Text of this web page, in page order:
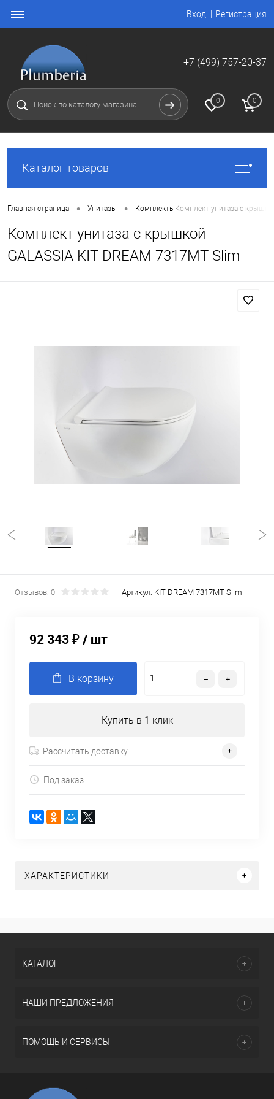
Вход Регистрация
+7 (499) 757-20-37
0 0
Каталог товаров
Главная страница • Унитазы • Комплекты Комплект унитаза с
Комплект унитаза с крышкой
GALASSIA KIT DREAM 7317MT Slim
Отзывов: 0 Артикул: KIT DREAM 7317MT Slim
92 343 ₽/ шт
В корзину
Купить в 1 клик
Рассчитать доставку
Под заказ
ХАРАКТЕРИСТИКИ
КАТАЛОГ
НАШИ ПРЕДЛОЖЕНИЯ
ПОМОЩЬ И СЕРВИСЫ